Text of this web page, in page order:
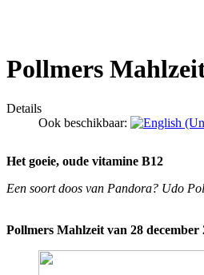
Pollmers
Details
Ook beschikbaar:
Het goeie, oude vitamine B12
Een soort doos van Pandora? Udo
Pollmers Mahlzeit van 28 december